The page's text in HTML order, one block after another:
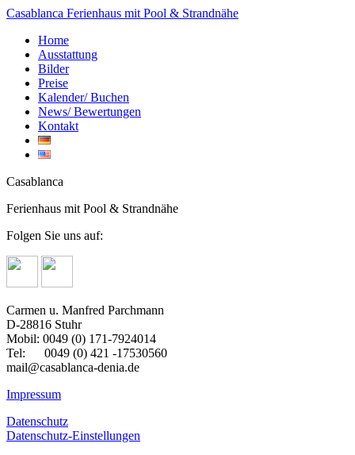
Casablanca Ferienhaus mit Pool & Strandnähe
Home
Ausstattung
Bilder
Preise
Kalender/ Buchen
News/ Bewertungen
Kontakt
Casablanca
Ferienhaus mit Pool & Strandnähe
Folgen Sie uns auf:
Carmen u. Manfred Parchmann
D-28816 Stuhr
Mobil: 0049 (0) 171-7924014
Tel: 0049 (0) 421 -17530560
mail@casablanca-denia.de
Impressum
Datenschutz
Datenschutz-Einstellungen